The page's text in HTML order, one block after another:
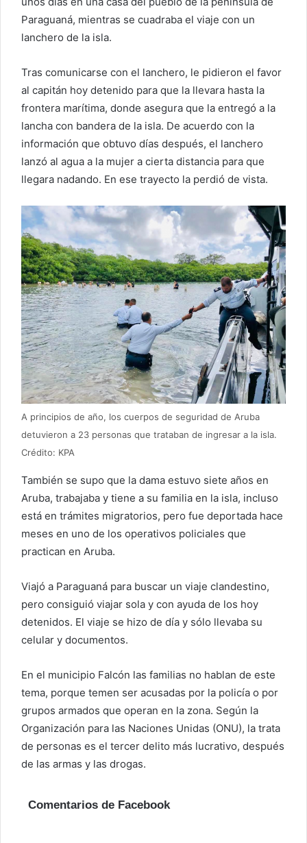
Paraguaná, mientras se cuadraba el viaje con un
lanchero de la isla.
Tras comunicarse con el lanchero, le pidieron el favor
al capitán hoy detenido para que la llevara hasta la
frontera marítima, donde asegura que la entregó a la
lancha con bandera de la isla. De acuerdo con la
información que obtuvo días después, el lanchero
lanzó al agua a la mujer a cierta distancia para que
llegara nadando. En ese trayecto la perdió de vista.
A principios de año, los cuerpos de seguridad de Aruba
detuvieron a 23 personas que trataban de ingresar a la isla.
Crédito: KPA
También se supo que la dama estuvo siete años en
Aruba, trabajaba y tiene a su familia en la isla, incluso
está en trámites migratorios, pero fue deportada hace
meses en uno de los operativos policiales que
practican en Aruba.
Viajó a Paraguaná para buscar un viaje clandestino,
pero consiguió viajar sola y con ayuda de los hoy
detenidos. El viaje se hizo de día y sólo llevaba su
celular y documentos.
En el municipio Falcón las familias no hablan de este
tema, porque temen ser acusadas por la policía o por
grupos armados que operan en la zona. Según la
Organización para las Naciones Unidas (ONU), la trata
de personas es el tercer delito más lucrativo, después
de las armas y las drogas.
Comentarios de Facebook